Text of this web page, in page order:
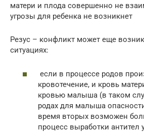
матери и плода совершенно не
угрозы для ребенка не возникнет
Резус – конфликт может еще
ситуациях:
если в процессе родов
кровотечение, и кровь
кровью малыша (в таком
родах для малыша
время вторых возможен
процесс выработки антител